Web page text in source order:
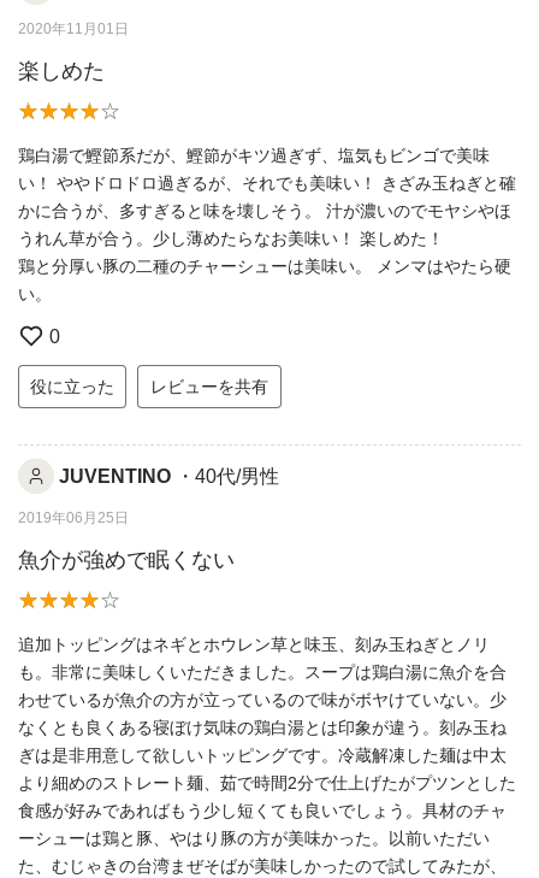
2020年11月01日
楽しめた
鶏白湯で鰹節系だが、鰹節がキツ過ぎず、塩気もビンゴで美味
い！ ややドロドロ過ぎるが、それでも美味い！ きざみ玉ねぎと確
かに合うが、多すぎると味を壊しそう。 汁が濃いのでモヤシやほ
うれん草が合う。少し薄めたらなお美味い！ 楽しめた！
鶏と分厚い豚の二種のチャーシューは美味い。 メンマはやたら硬
い。
0
役に立った レビューを共有
JUVENTINO ・40代/男性
2019年06月25日
魚介が強めで眠くない
追加トッピングはネギとホウレン草と味玉、刻み玉ねぎとノリ
も。非常に美味しくいただきました。スープは鶏白湯に魚介を合
わせているが魚介の方が立っているので味がボヤけていない。少
なくとも良くある寝ぼけ気味の鶏白湯とは印象が違う。刻み玉ね
ぎは是非用意して欲しいトッピングです。冷蔵解凍した麺は中太
より細めのストレート麺、茹で時間2分で仕上げたがプツンとした
食感が好みであればもう少し短くても良いでしょう。具材のチャ
ーシューは鶏と豚、やはり豚の方が美味かった。以前いただい
た、むじゃきの台湾まぜそばが美味しかったので試してみたが、